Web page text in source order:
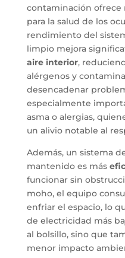
contaminación ofrece
para la salud de los
rendimiento del
limpio mejora
aire interior,
alérgenos y
desencadenar
especialmente
asma o alergias,
un alivio notable al
Además, un sistema
mantenido es más
funcionar sin
moho, el equipo
enfriar el espacio, lo
de electricidad más
al bolsillo, sino que
menor impacto